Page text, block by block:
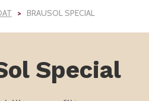
BRAUSOL SPECIAL
Special